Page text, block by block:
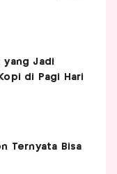
yang Jadi
di Pagi Hari
Ternyata Bisa